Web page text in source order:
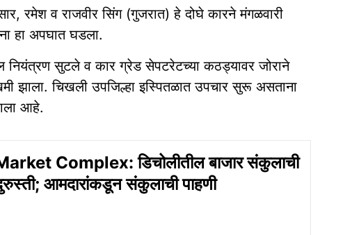
रमेश व राजवीर सिंग (गुजरात) हे दोघे कारने मंगळवारी
हा अपघात घडला.
नियंत्रण सुटले व कार ग्रेड सेपटरेटच्या कठड्यावर जोराने
झाला. चिखली उपजिल्हा इस्पितळात उपचार सुरू असताना
आहे.
Complex: डिचोलीतील बाजार संकुलाची
आमदारांकडून संकुलाची पाहणी